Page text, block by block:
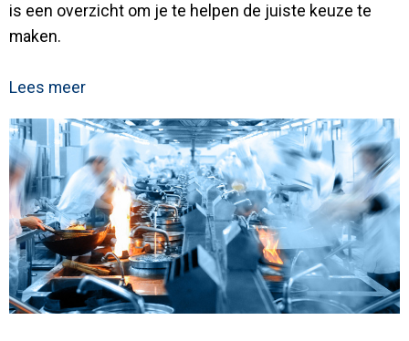
is een overzicht om je te helpen de juiste keuze te
maken.
Lees meer